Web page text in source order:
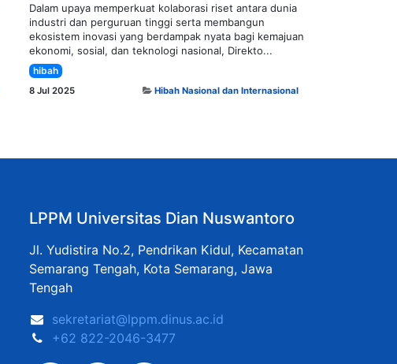
Dalam upaya memperkuat kolaborasi riset antara dunia
industri dan perguruan tinggi serta membangun
ekosistem inovasi yang berdampak nyata bagi kemajuan
ekonomi, sosial, dan teknologi nasional, Direkto...
hibah
8 Jul 2025 Hibah Nasional dan Internasional
LPPM Universitas Dian Nuswantoro
Jl. Yudistira No.2, Pendrikan Kidul, Kecamatan
Semarang Tengah, Kota Semarang, Jawa
Tengah
sekretariat@lppm.dinus.ac.id
+62 822-2046-3477